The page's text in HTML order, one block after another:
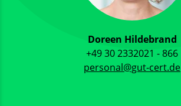
Doreen Hildebrand
+49 30 2332021 - 866
personal@gut-cert.de